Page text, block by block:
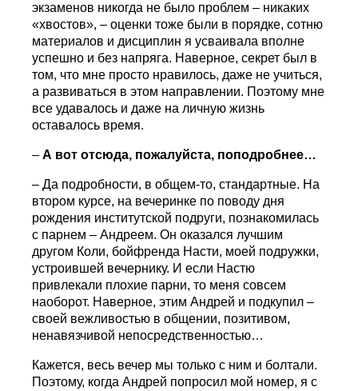
экзаменов никогда не было проблем – никаких
«хвостов», – оценки тоже были в порядке, сотню
материалов и дисциплин я усваивала вполне
успешно и без напряга. Наверное, секрет был в
том, что мне просто нравилось, даже не учиться,
а развиваться в этом направлении. Поэтому мне
все удавалось и даже на личную жизнь
оставалось время.
–А вот отсюда, пожалуйста, поподробнее…
– Да подробности, в общем-то, стандартные. На
втором курсе, на вечеринке по поводу дня
рождения институтской подруги, познакомилась
с парнем – Андреем. Он оказался лучшим
другом Коли, бойфренда Насти, моей подружки,
устроившей вечернику. И если Настю
привлекали плохие парни, то меня совсем
наоборот. Наверное, этим Андрей и подкупил –
своей вежливостью в общении, позитивом,
ненавязчивой непосредственностью…
Кажется, весь вечер мы только с ним и болтали.
Поэтому, когда Андрей попросил мой номер, я с